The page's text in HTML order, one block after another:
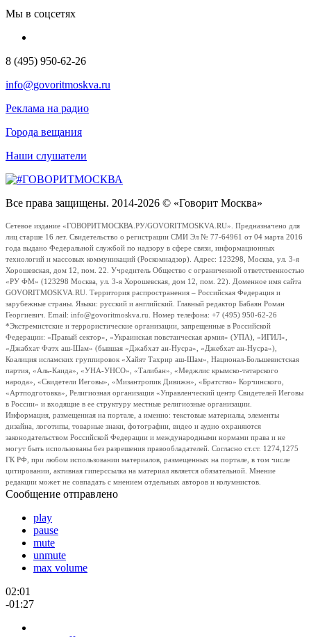
Мы в соцсетях
8 (495) 950-62-26
info@govoritmoskva.ru
Реклама на радио
Города вещания
Наши слушатели
Все права защищены. 2014-2026 © «Говорит Москва»
Сетевое издание «ГОВОРИТМОСКВА.РУ/GOVORITMOSKVA.RU». Предназначено для
лиц старше 16 лет. Свидетельство о регистрации СМИ Эл № 77-64961 от 04 марта 2016
года выдано Федеральной службой по надзору в сфере связи, информационных
технологий и массовых коммуникаций (Роскомнадзор). Адрес: 123298, Москва, ул. 3-я
Хорошевская, дом 12, пом. 22. Учредитель Общество с ограниченной ответственностью
«РУ ФМ» (123298 Москва, ул. 3-я Хорошевская, дом 12, пом. 22). Доменное имя сайта
GOVORITMOSKVA.RU. Территория распространения – Российская Федерация и
зарубежные страны. Языки: русский и английский. Главный редактор Бабаян Роман
Георгиевич. Email: info@govoritmoskva.ru. Номер телефона: +7 (495) 950-62-26
*Экстремистские и террористические организации, запрещенные в Российской
Федерации: «Правый сектор», «Украинская повстанческая армия» (УПА), «ИГИЛ»,
«Джабхат Фатх аш-Шам» (бывшая «Джабхат ан-Нусра», «Джебхат ан-Нусра»),
Коалиция исламских группировок «Хайят Тахрир аш-Шам», Национал-Большевистская
партия, «Аль-Каида», «УНА-УНСО», «Талибан», «Меджлис крымско-татарского
народа», «Свидетели Иеговы», «Мизантропик Дивижн», «Братство» Корчинского,
«Артподготовка», Религиозная организация «Управленческий центр Свидетелей Иеговы
в России» и входящие в ее структуру местные религиозные организации.
Информация, размещенная на портале, а именно: текстовые материалы, элементы
дизайна, логотипы, товарные знаки, фотографии, видео и аудио охраняются
законодательством Российской Федерации и международными нормами права и не
могут быть использованы без разрешения правообладателей. Согласно ст.ст. 1274,1275
ГК РФ, при любом использовании материалов, размещенных на портале, в том числе
цитировании, активная гиперссылка на материал является обязательной. Мнение
редакции может не совпадать с мнением отдельных авторов и колумнистов.
Сообщение отправлено
play
pause
mute
unmute
max volume
02:01
-01:27